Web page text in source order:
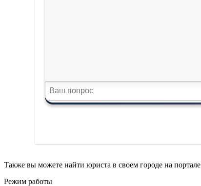
Также вы можете найти юриста в своем городе на портале
Режим работы